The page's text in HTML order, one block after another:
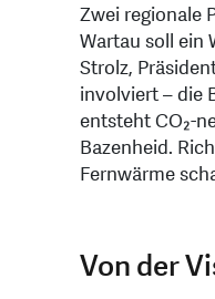
Zwei regionale
Wartau soll ein
Strolz,
involviert – die
entsteht CO₂-
Bazenheid.
Fernwärme
Von der